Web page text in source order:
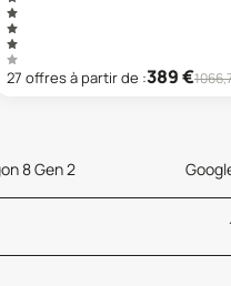
27 offresà partir de :389€
8 Gen 2